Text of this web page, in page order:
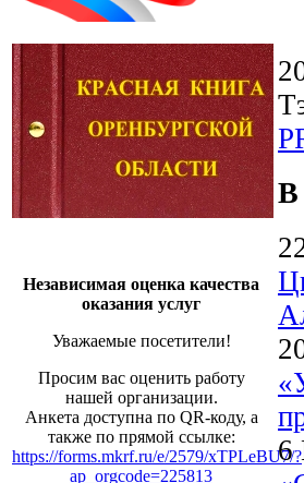
Независимая оценка качества
оказания услуг
Уважаемые посетители!
Просим вас оценить работу
нашей организации.
Анкета доступна по QR-коду, а
также по прямой ссылке:
https://forms.mkrf.ru/e/2579/xTPLeBU7/?
ap_orgcode=225813
В
6